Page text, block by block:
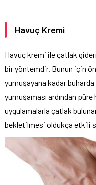
Havuç Kremi
Havuç kremi ile çatlak
bir yöntemdir. Bunun için
yumuşayana kadar
yumuşaması ardından
uygulamalarla çatlak
bekletilmesi oldukça etkili